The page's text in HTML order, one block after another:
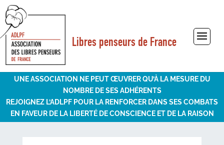
Libres penseurs de France
Sélectionner une page
UNE ASSOCIATION NE PEUT ŒUVRER QU’À LA MESURE DU
NOMBRE DE SES ADHÉRENTS
REJOIGNEZ L’ADLPF POUR LA RENFORCER DANS SES COMBATS
EN FAVEUR DE LA LIBERTÉ DE CONSCIENCE ET DE LA RAISON